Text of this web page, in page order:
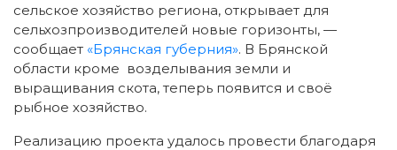
сельское хозяйство региона, открывает для
сельхозпроизводителей новые горизонты, —
сообщает «Брянская губерния». В Брянской
области кроме возделывания земли и
выращивания скота, теперь появится и своё
рыбное хозяйство.
Реализацию проекта удалось провести благодаря